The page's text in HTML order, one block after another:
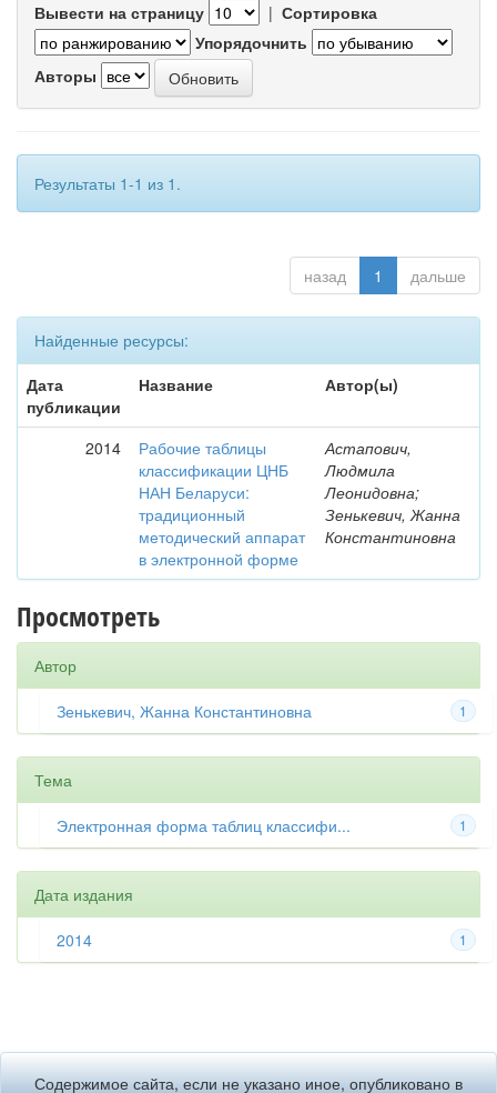
Вывести на страницу | Сортировка
Упорядочнить
Авторы
Результаты 1-1 из 1.
назад 1 дальше
Найденные ресурсы:
Дата
публикации
Название Автор(ы)
2014
Рабочие таблицы
классификации ЦНБ
НАН Беларуси:
традиционный
методический аппарат
в электронной форме
Астапович,
Людмила
Леонидовна;
Зенькевич, Жанна
Константиновна
Просмотреть
Автор
1
Зенькевич, Жанна Константиновна
Тема
1
Электронная форма таблиц классифи...
Дата издания
1
2014
Содержимое сайта, если не указано иное, опубликовано в